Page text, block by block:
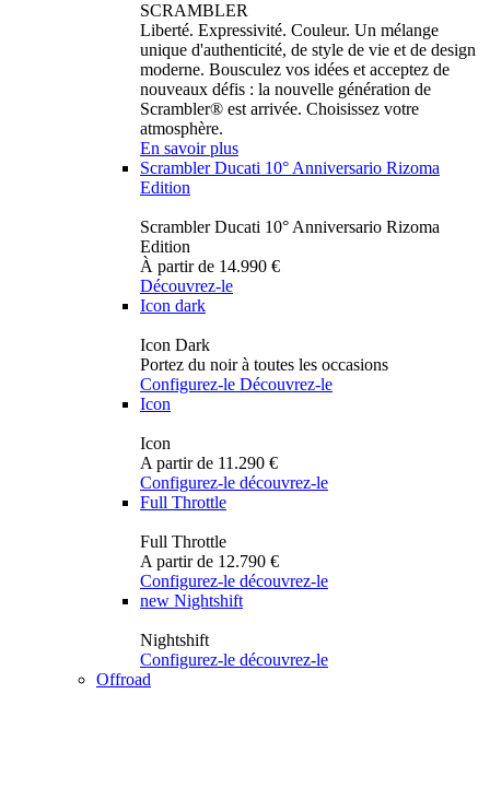
SCRAMBLER
Liberté. Expressivité. Couleur. Un mélange
unique d'authenticité, de style de vie et de design
moderne. Bousculez vos idées et acceptez de
nouveaux défis : la nouvelle génération de
Scrambler® est arrivée. Choisissez votre
atmosphère.
En savoir plus
Scrambler Ducati 10° Anniversario Rizoma
Edition
Scrambler Ducati 10° Anniversario Rizoma
Edition
À partir de 14.990 €
Découvrez-le
Icon dark
Icon Dark
Portez du noir à toutes les occasions
Configurez-le Découvrez-le
Icon
Icon
A partir de 11.290 €
Configurez-le découvrez-le
Full Throttle
Full Throttle
A partir de 12.790 €
Configurez-le découvrez-le
new Nightshift
Nightshift
Configurez-le découvrez-le
Offroad